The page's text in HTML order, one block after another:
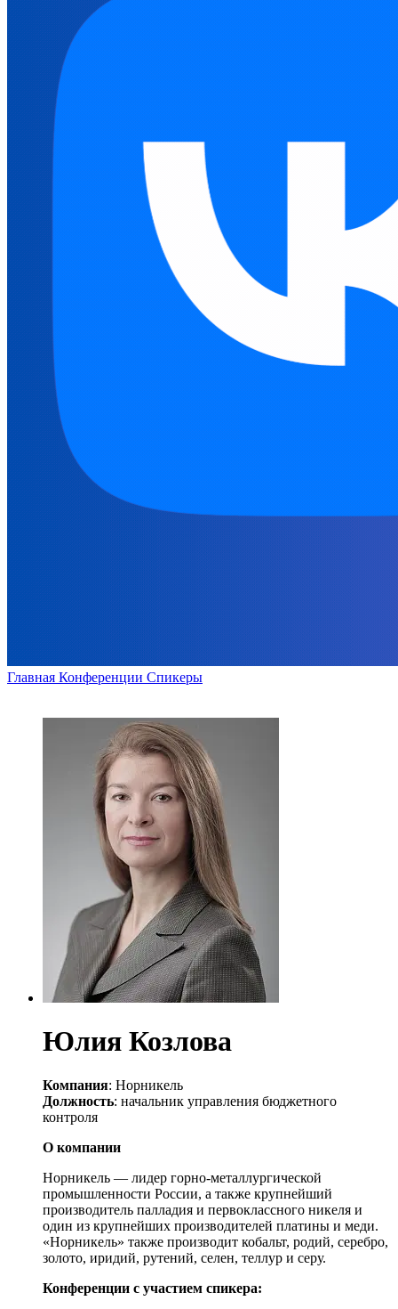
Главная Конференции Спикеры
Юлия Козлова
Компания: Норникель
Должность: начальник управления бюджетного
контроля
О компании
Норникель — лидер горно-металлургической
промышленности России, а также крупнейший
производитель палладия и первоклассного никеля и
один из крупнейших производителей платины и меди.
«Норникель» также производит кобальт, родий, серебро,
золото, иридий, рутений, селен, теллур и серу.
Конференции с участием спикера: